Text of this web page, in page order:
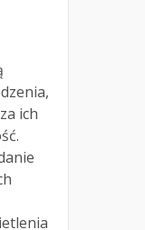
ich